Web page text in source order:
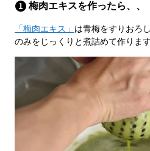
梅肉エキスを作ったら、、
「梅肉エキス」 は青梅をすりおろ
のみをじっくりと煮詰めて作ります